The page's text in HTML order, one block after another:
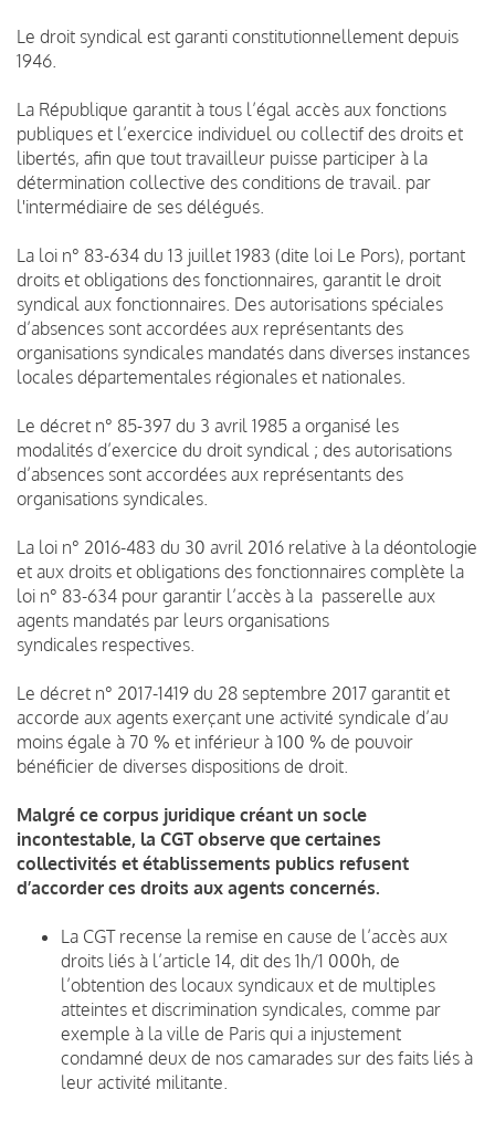
Le droit syndical est garanti constitutionnellement depuis
1946.
La République garantit à tous l’égal accès aux fonctions
publiques et l’exercice individuel ou collectif des droits et
libertés, afin que tout travailleur puisse participer à la
détermination collective des conditions de travail. par
l'intermédiaire de ses délégués.
La loi n° 83-634 du 13 juillet 1983 (dite loi Le Pors), portant
droits et obligations des fonctionnaires, garantit le droit
syndical aux fonctionnaires. Des autorisations spéciales
d’absences sont accordées aux représentants des
organisations syndicales mandatés dans diverses instances
locales départementales régionales et nationales.
Le décret n° 85-397 du 3 avril 1985 a organisé les
modalités d’exercice du droit syndical ; des autorisations
d’absences sont accordées aux représentants des
organisations syndicales.
La loi n° 2016-483 du 30 avril 2016 relative à la déontologie
et aux droits et obligations des fonctionnaires complète la
loi n° 83-634 pour garantir l’accès à la passerelle aux
agents mandatés par leurs organisations
syndicales respectives.
Le décret n° 2017-1419 du 28 septembre 2017 garantit et
accorde aux agents exerçant une activité syndicale d’au
moins égale à 70 % et inférieur à 100 % de pouvoir
bénéficier de diverses dispositions de droit.
Malgré ce corpus juridique créant un socle
incontestable, la CGT observe que certaines
collectivités et établissements publics refusent
d’accorder ces droits aux agents concernés.
La CGT recense la remise en cause de l’accès aux
droits liés à l’article 14, dit des 1h/1 000h, de
l’obtention des locaux syndicaux et de multiples
atteintes et discrimination syndicales, comme par
exemple à la ville de Paris qui a injustement
condamné deux de nos camarades sur des faits liés à
leur activité militante.